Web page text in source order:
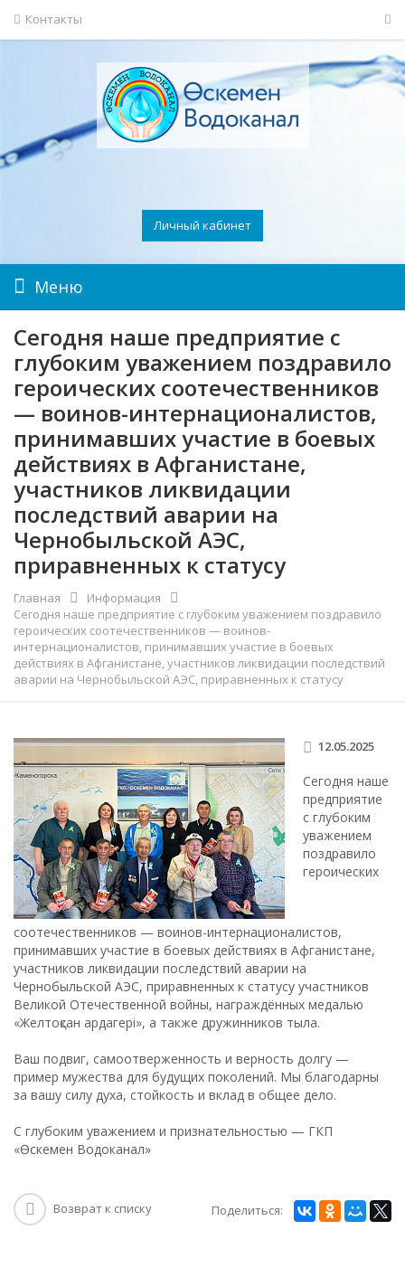
Контакты
Личный кабинет
Меню
Сегодня наше предприятие с
глубоким уважением поздравило
героических соотечественников
— воинов-интернационалистов,
принимавших участие в боевых
действиях в Афганистане,
участников ликвидации
последствий аварии на
Чернобыльской АЭС,
приравненных к статусу
Главная
Информация
Сегодня наше предприятие с глубоким уважением поздравило
героических соотечественников — воинов-
интернационалистов, принимавших участие в боевых
действиях в Афганистане, участников ликвидации последствий
аварии на Чернобыльской АЭС, приравненных к статусу
12.05.2025
Сегодня наше
предприятие
с глубоким
уважением
поздравило
героических
соотечественников — воинов-интернационалистов,
принимавших участие в боевых действиях в Афганистане,
участников ликвидации последствий аварии на
Чернобыльской АЭС, приравненных к статусу участников
Великой Отечественной войны, награждённых медалью
«Желтоқсан ардагері», а также дружинников тыла.
Ваш подвиг, самоотверженность и верность долгу —
пример мужества для будущих поколений. Мы благодарны
за вашу силу духа, стойкость и вклад в общее дело.
С глубоким уважением и признательностью — ГКП
«Өскемен Водоканал»
Возврат к списку Поделиться: